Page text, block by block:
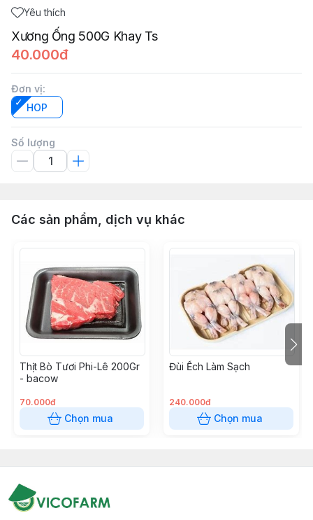
Yêu thích
Xương Ống 500G Khay Ts
40.000đ
Đơn vị:
HOP
Số lượng
Các sản phẩm, dịch vụ khác
Thịt Bò Tươi Phi-Lê 200Gr
- bacow
70.000đ
Chọn mua
Đùi Ếch Làm Sạch
240.000đ
Chọn mua